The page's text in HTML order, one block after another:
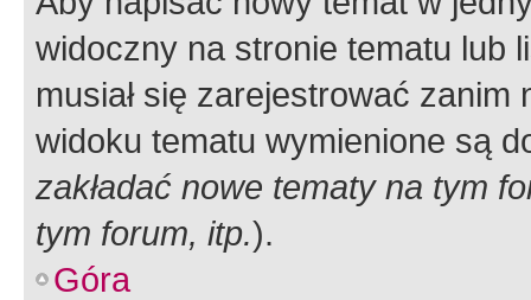
widoczny na stronie tematu lub
musiał się zarejestrować
widoku tematu wymienione są
zakładać nowe tematy na tym
tym forum, itp.).
Góra